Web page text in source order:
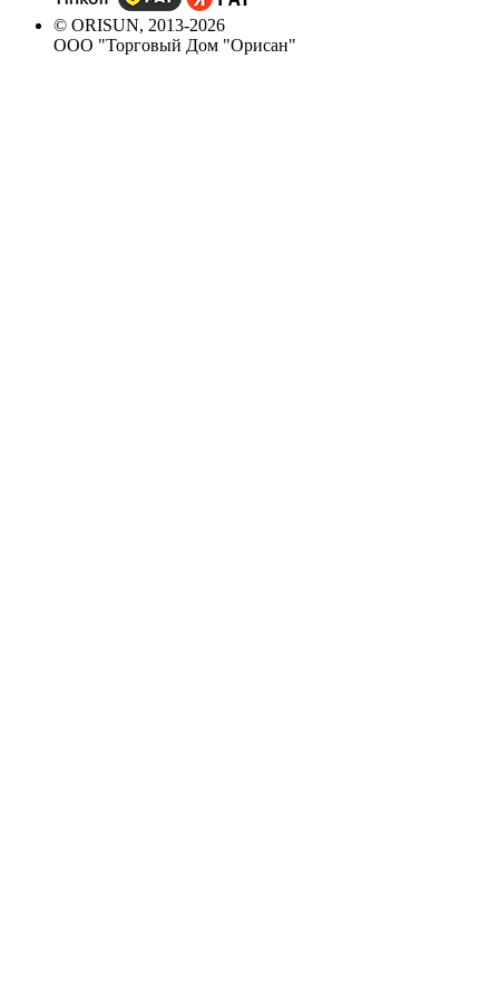
© ORISUN, 2013-2026
ООО "Торговый Дом "Орисан"